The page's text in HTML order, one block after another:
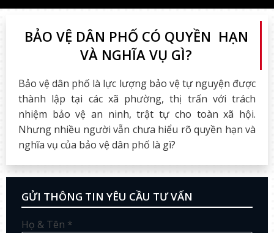
BẢO VỆ DÂN PHỐ CÓ QUYỀN HẠN
VÀ NGHĨA VỤ GÌ?
Bảo vệ dân phố là lực lượng bảo vệ tự nguyện được
thành lập tại các xã phường, thị trấn với trách
nhiệm bảo vệ an ninh, trật tự cho toàn xã hội.
Nhưng nhiều người vẫn chưa hiểu rõ quyền hạn và
nghĩa vụ của bảo vệ dân phố là gì?
GỬI THÔNG TIN YÊU CẦU TƯ VẤN
Họ & Tên *